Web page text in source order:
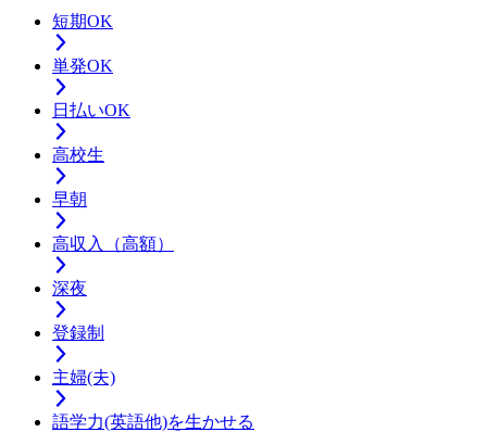
短期OK
単発OK
日払いOK
高校生
早朝
高収入（高額）
深夜
登録制
主婦(夫)
語学力(英語他)を生かせる